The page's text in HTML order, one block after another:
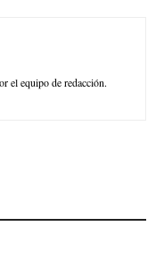
el equipo de redacción.